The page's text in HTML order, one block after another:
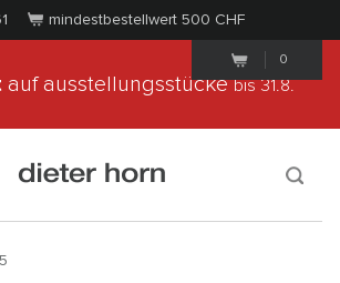
mindestbestellwert 500 CHF
0
auf ausstellungsstückebis 31.8.